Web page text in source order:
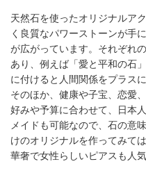
天然石を使ったオリジナルア
く良質なパワーストーンが手
が広がっています。それぞれ
あり、例えば「愛と平和の石
に付けると人間関係をプラス
そのほか、健康や子宝、恋愛
好みや予算に合わせて、日本
メイドも可能なので、石の意
けのオリジナルを作ってみて
華奢で女性らしいピアスも人気